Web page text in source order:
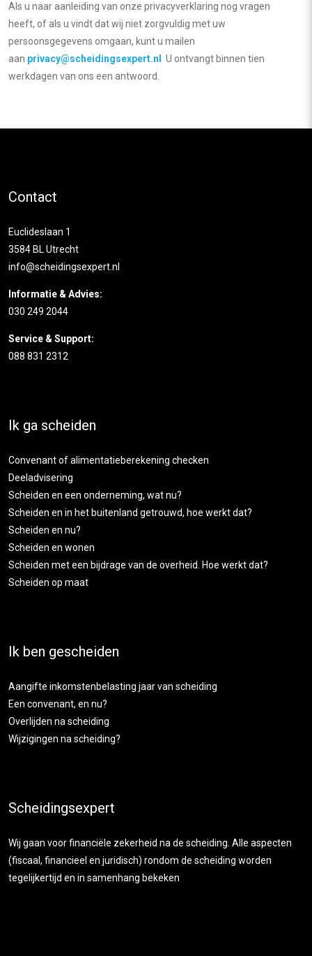
Als u naar aanleiding van onze privacyverklaring nog vragen
heeft, of als u vindt dat wij niet zorgvuldig met uw
persoonsgegevens omgaan, kunt u mailen
aan privacy@scheidingsexpert.nl
U ontvangt binnen tien
werkdagen van ons een antwoord.
Contact
Euclideslaan 1
3584 BL Utrecht
info@scheidingsexpert.nl
Informatie & Advies:
030 249 2044
Service & Support:
088 831 2312
Ik ga scheiden
Convenant of alimentatieberekening checken
Deeladvisering
Scheiden en een onderneming, wat nu?
Scheiden en in het buitenland getrouwd, hoe werkt dat?
Scheiden en nu?
Scheiden en wonen
Scheiden met een bijdrage van de overheid. Hoe werkt dat?
Scheiden op maat
Ik ben gescheiden
Aangifte inkomstenbelasting jaar van scheiding
Een convenant, en nu?
Overlijden na scheiding
Wijzigingen na scheiding?
Scheidingsexpert
Wij gaan voor financiële zekerheid na de scheiding. Alle aspecten
(fiscaal, financieel en juridisch) rondom de scheiding worden
tegelijkertijd en in samenhang bekeken